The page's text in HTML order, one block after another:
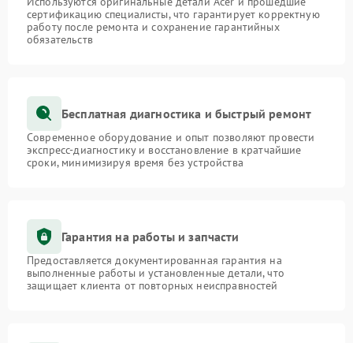
сертификацию специалисты, что гарантирует корректную
работу после ремонта и сохранение гарантийных
обязательств
Бесплатная диагностика и быстрый ремонт
Современное оборудование и опыт позволяют провести
экспресс-диагностику и восстановление в кратчайшие
сроки, минимизируя время без устройства
Гарантия на работы и запчасти
Предоставляется документированная гарантия на
выполненные работы и установленные детали, что
защищает клиента от повторных неисправностей